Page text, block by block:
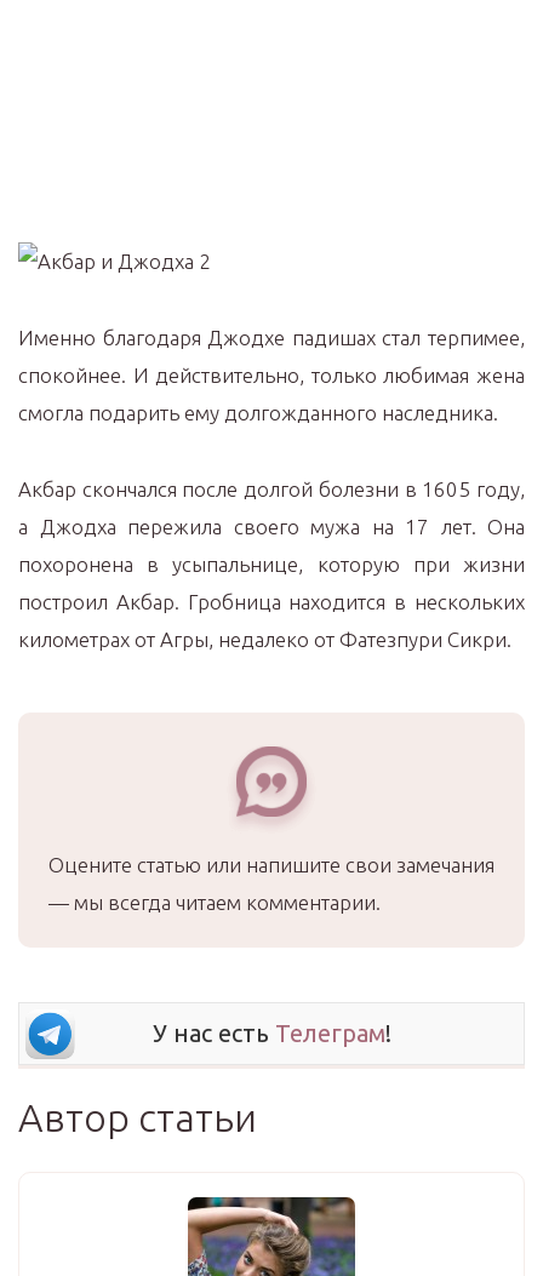
Именно благодаря Джодхе падишах стал терпимее,
спокойнее. И действительно, только любимая жена
смогла подарить ему долгожданного наследника.
Акбар скончался после долгой болезни в 1605 году,
а Джодха пережила своего мужа на 17 лет. Она
похоронена в усыпальнице, которую при жизни
построил Акбар. Гробница находится в нескольких
километрах от Агры, недалеко от Фатезпури Сикри.
Оцените статью или напишите свои замечания
— мы всегда читаем комментарии.
У нас есть Телеграм!
Автор статьи